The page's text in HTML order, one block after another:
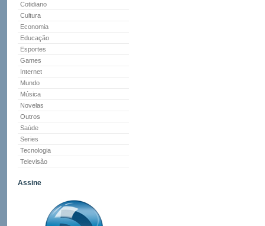
Cotidiano
Cultura
Economia
Educação
Esportes
Games
Internet
Mundo
Música
Novelas
Outros
Saúde
Series
Tecnologia
Televisão
Assine